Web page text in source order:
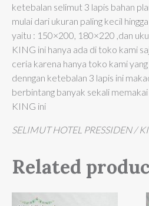
ketebalan selimut 3 lapis bahan
mulai dari ukuran paling kecil
yaitu : 150×200, 180×220 ,dan
KING ini hanya ada di toko kami
ceria karena hanya toko kami
denngan ketebalan 3 lapis ini
berbintang banyak sekali
KING ini
SELIMUT HOTEL PRESSIDEN /
Related